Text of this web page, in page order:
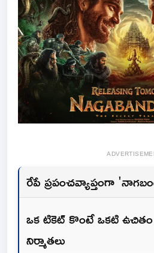
రేపే ప్రపంచవ్యాప్తంగా
ఒక టికెట్ కొంటే ఒకటి ఉచితం
నిర్మాతలు